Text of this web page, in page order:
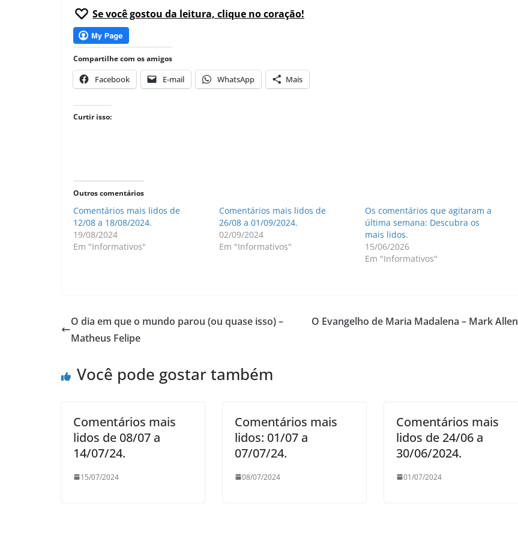
Se você gostou da leitura, clique no coração!
Compartilhe com os amigos
Facebook E-mail WhatsApp Mais
Curtir isso:
Outros comentários
Comentários mais lidos de
12/08 a 18/08/2024.
19/08/2024
Em "Informativos"
Comentários mais lidos de
26/08 a 01/09/2024.
02/09/2024
Em "Informativos"
Os comentários que agitaram a
última semana: Descubra os
mais lidos.
15/06/2026
Em "Informativos"
O dia em que o mundo parou (ou quase isso) –
Matheus Felipe
O Evangelho de Maria Madalena – Mark Allen
Você pode gostar também
Comentários mais
lidos de 08/07 a
14/07/24.
15/07/2024
Comentários mais
lidos: 01/07 a
07/07/24.
08/07/2024
Comentários mais
lidos de 24/06 a
30/06/2024.
01/07/2024